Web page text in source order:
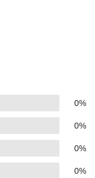
0%
0%
0%
0%